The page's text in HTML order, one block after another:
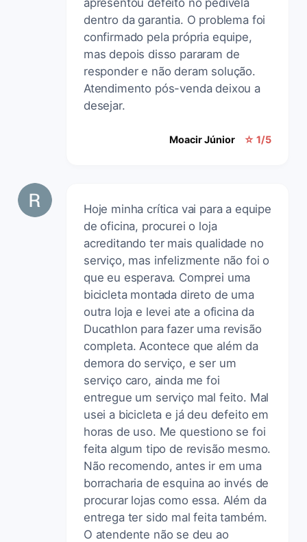
dentro da garantia. O problema foi
confirmado pela própria equipe,
mas depois disso pararam de
responder e não deram solução.
Atendimento pós-venda deixou a
desejar.
Moacir Júnior ☆ 1/5
Hoje minha crítica vai para a equipe
de oficina, procurei o loja
acreditando ter mais qualidade no
serviço, mas infelizmente não foi o
que eu esperava. Comprei uma
bicicleta montada direto de uma
outra loja e levei ate a oficina da
Ducathlon para fazer uma revisão
completa. Acontece que além da
demora do serviço, e ser um
serviço caro, ainda me foi
entregue um serviço mal feito. Mal
usei a bicicleta e já deu defeito em
horas de uso. Me questiono se foi
feita algum tipo de revisão mesmo.
Não recomendo, antes ir em uma
borracharia de esquina ao invés de
procurar lojas como essa. Além da
entrega ter sido mal feita também.
O atendente não se deu ao